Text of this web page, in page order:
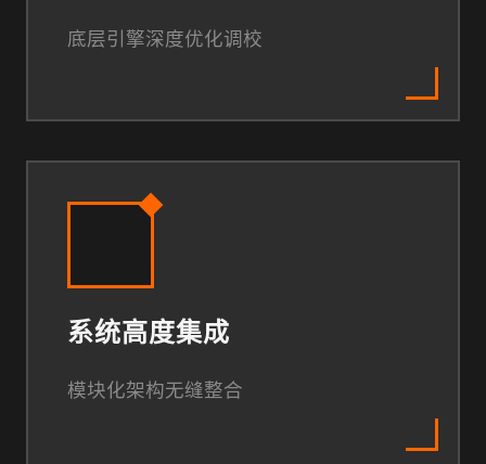
底层引擎深度优化调校
系统高度集成
模块化架构无缝整合